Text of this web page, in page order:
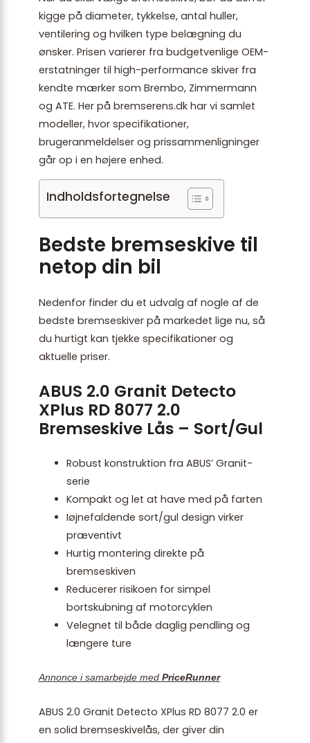
kigge på diameter, tykkelse, antal huller,
ventilering og hvilken type belægning du
ønsker. Prisen varierer fra budgetvenlige OEM-
erstatninger til high-performance skiver fra
kendte mærker som Brembo, Zimmermann
og ATE. Her på bremserens.dk har vi samlet
modeller, hvor specifikationer,
brugeranmeldelser og prissammenligninger
går op i en højere enhed.
Indholdsfortegnelse
Bedste bremseskive til
netop din bil
Nedenfor finder du et udvalg af nogle af de
bedste bremseskiver på markedet lige nu, så
du hurtigt kan tjekke specifikationer og
aktuelle priser.
ABUS 2.0 Granit Detecto
XPlus RD 8077 2.0
Bremseskive Lås – Sort/Gul
Robust konstruktion fra ABUS’ Granit-
serie
Kompakt og let at have med på farten
Iøjnefaldende sort/gul design virker
præventivt
Hurtig montering direkte på
bremseskiven
Reducerer risikoen for simpel
bortskubning af motorcyklen
Velegnet til både daglig pendling og
længere ture
Annonce i samarbejde med PriceRunner
ABUS 2.0 Granit Detecto XPlus RD 8077 2.0 er
en solid bremseskivelås, der giver din